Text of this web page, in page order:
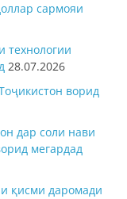
сармояи
технологии
28.07.2026
ворид
дар соли нави
мегардад
қисми даромади